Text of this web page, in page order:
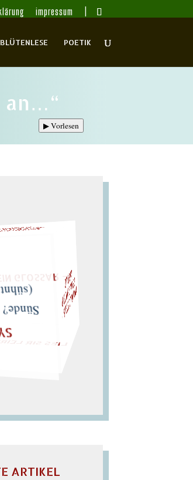
impressum
BLÜTENLESE POETIK
an…“
▶Vorlesen
M
I
C
H
E
L
L
E
I
R
I
S
・
F
E
L
I
X
P
H
I
L
I
P
P
I
N
G
O
L
D
SIR LEIRIS LEIS
ARTIKEL